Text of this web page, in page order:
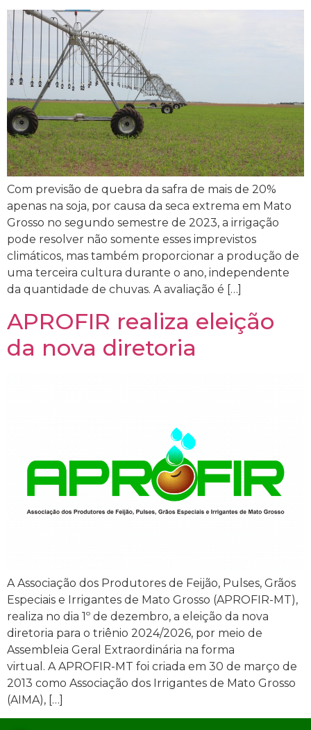
Com previsão de quebra da safra de mais de 20%
apenas na soja, por causa da seca extrema em Mato
Grosso no segundo semestre de 2023, a irrigação
pode resolver não somente esses imprevistos
climáticos, mas também proporcionar a produção de
uma terceira cultura durante o ano, independente
da quantidade de chuvas. A avaliação é […]
APROFIR realiza eleição
da nova diretoria
A Associação dos Produtores de Feijão, Pulses, Grãos
Especiais e Irrigantes de Mato Grosso (APROFIR-MT),
realiza no dia 1º de dezembro, a eleição da nova
diretoria para o triênio 2024/2026, por meio de
Assembleia Geral Extraordinária na forma
virtual. A APROFIR-MT foi criada em 30 de março de
2013 como Associação dos Irrigantes de Mato Grosso
(AIMA), […]